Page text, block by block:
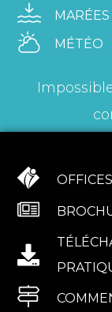
MARÉES
MÉTÉO